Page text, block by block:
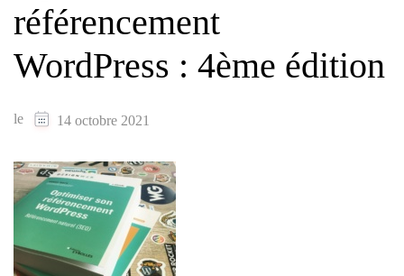
référencement
WordPress : 4ème édition
le 14 octobre 2021